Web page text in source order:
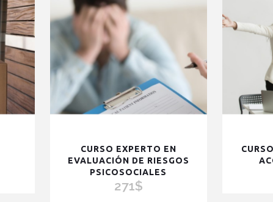
CURSO EXPERTO EN
EVALUACIÓN DE RIESGOS
PSICOSOCIALES
271$